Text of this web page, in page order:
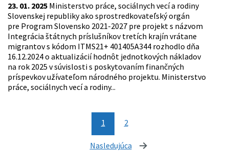
23. 01. 2025 Ministerstvo práce, sociálnych vecí a rodiny
Slovenskej republiky ako sprostredkovateľský orgán
pre Program Slovensko 2021-2027 pre projekt s názvom
Integrácia štátnych príslušníkov tretích krajín vrátane
migrantov s kódom ITMS21+ 401405A344 rozhodlo dňa
16.12.2024 o aktualizácií hodnôt jednotkových nákladov
na rok 2025 v súvislosti s poskytovaním finančných
príspevkov užívateľom národného projektu. Ministerstvo
práce, sociálnych vecí a rodiny...
1 2
Nasledujúca stránka